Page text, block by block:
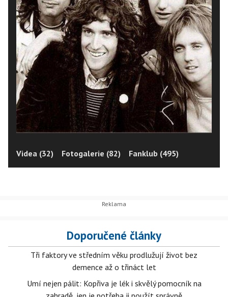
Videa (32) Fotogalerie (82) Fanklub (495)
Doporučené články
Tři faktory ve středním věku prodlužují život bez
demence až o třináct let
Umí nejen pálit: Kopřiva je lék i skvělý pomocník na